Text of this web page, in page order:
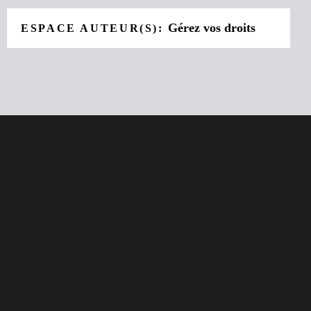
ESPACE AUTEUR(S): Gérez vos droits